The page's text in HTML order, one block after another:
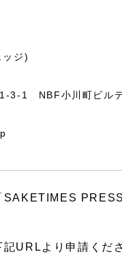
ッジ)
3-1 NBF小川町ビル
URLより申請くだ